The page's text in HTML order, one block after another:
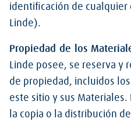
identificación de cualquier
Linde).
Propiedad de los
Linde posee, se reserva y
de propiedad, incluidos
este sitio y sus
la copia o la distribución